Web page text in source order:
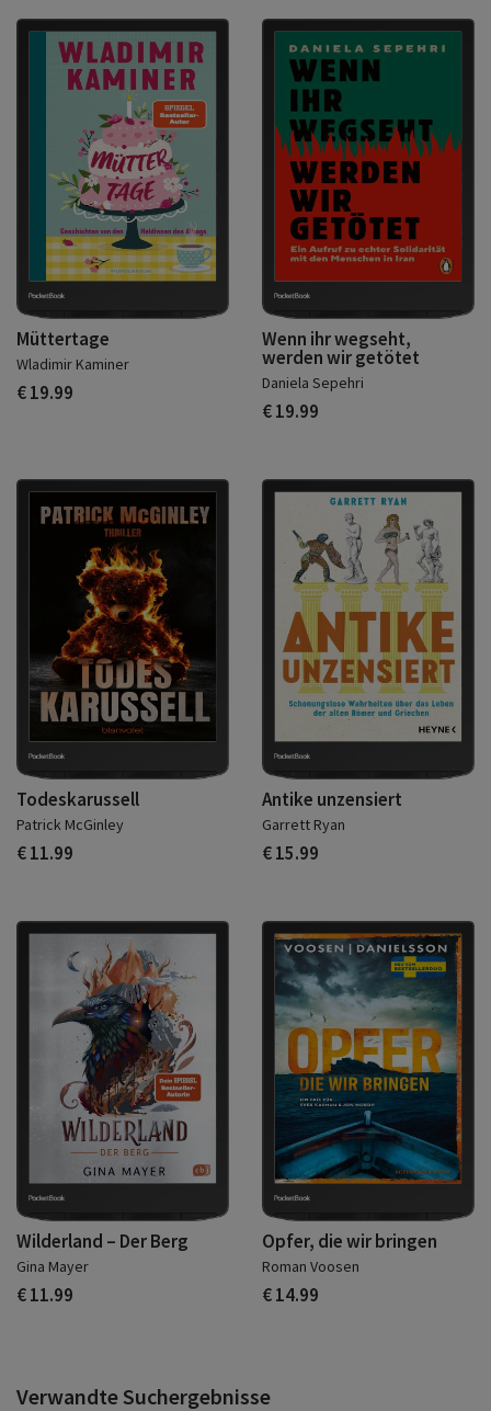
Müttertage
Wladimir Kaminer
€ 19.99
Wenn ihr wegseht,
werden wir getötet
Daniela Sepehri
€ 19.99
Todeskarussell
Patrick McGinley
€ 11.99
Antike unzensiert
Garrett Ryan
€ 15.99
Wilderland – Der Berg
Gina Mayer
€ 11.99
Opfer, die wir bringen
Roman Voosen
€ 14.99
Verwandte Suchergebnisse